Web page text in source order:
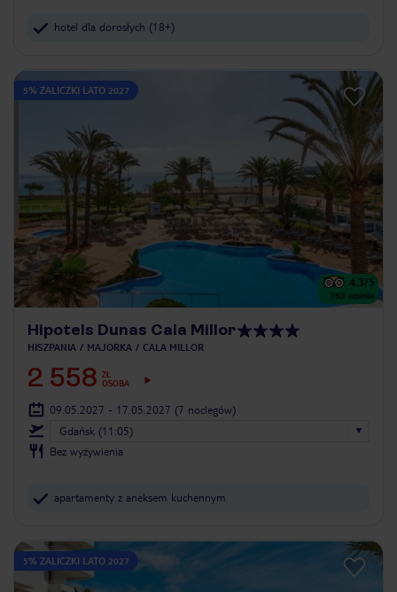
hotel dla dorosłych (18+)
5% ZALICZKI LATO 2027
4.3/5
763 opinie
Hipotels Dunas Cala Millor
HISZPANIA MAJORKA CALA MILLOR
2 558 ZŁ
OSOBA
09.05.2027 - 17.05.2027 (7 noclegów)
Gdańsk (11:05)
Bez wyżywienia
apartamenty z aneksem kuchennym
5% ZALICZKI LATO 2027